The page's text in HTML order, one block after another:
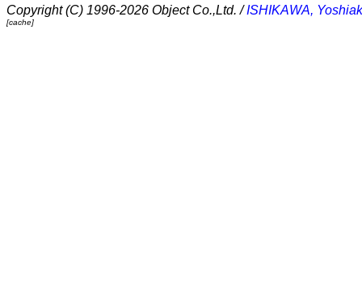
Copyright (C) 1996-2026 Object Co.,Ltd. /ISHIKAWA,
[cache]